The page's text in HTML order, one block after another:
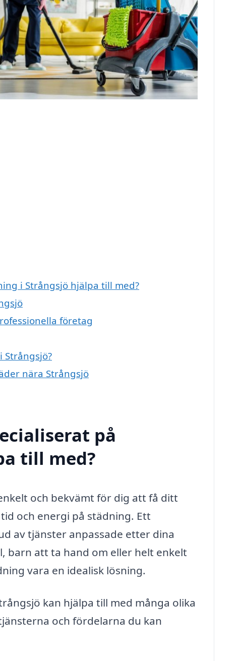
i Strångsjö hjälpa till med?
företag
nära Strångsjö
på
till med?
och bekvämt för dig att få ditt
och energi på städning. Ett
av tjänster anpassade etter dina
barn att ta hand om eller helt enkelt
vara en idealisk lösning.
kan hjälpa till med många olika
och fördelarna du kan